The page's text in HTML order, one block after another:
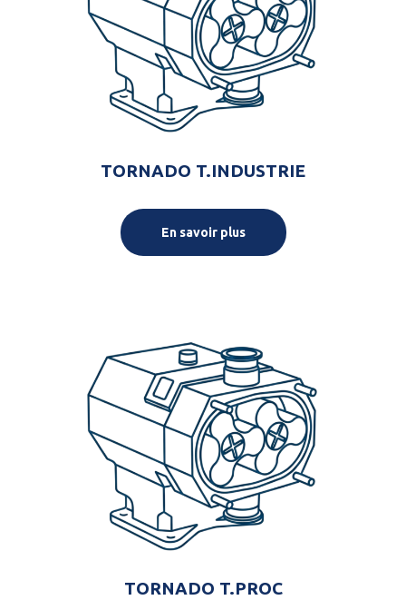
TORNADO T.INDUSTRIE
En savoir plus
TORNADO T.PROC